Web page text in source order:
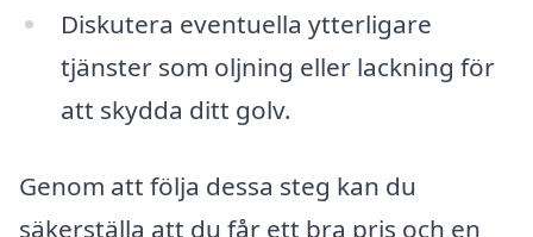
Diskutera eventuella ytterligare
tjänster som oljning eller lackning för
att skydda ditt golv.
Genom att följa dessa steg kan du
säkerställa att du får ett bra pris och en